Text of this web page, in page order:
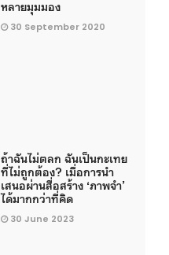
หลายมุมมอง
30 September 2020
ถ้าฉันไม่ตลก ฉันเป็นกะเทย
ที่ไม่ถูกต้อง? เมื่อการนำ
เสนอผ่านสื่อสร้าง ‘ภาพจำ’
ได้มากกว่าที่คิด
30 June 2023